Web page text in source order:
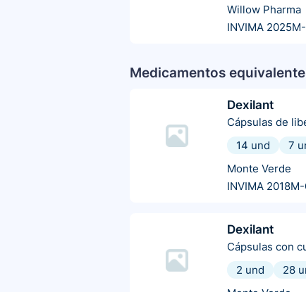
Willow Pharma
INVIMA
Medicamentos
Dexilant
Cápsulas de
14 und
7
Monte Verde
INVIMA
Dexilant
Cápsulas con
2 und
28